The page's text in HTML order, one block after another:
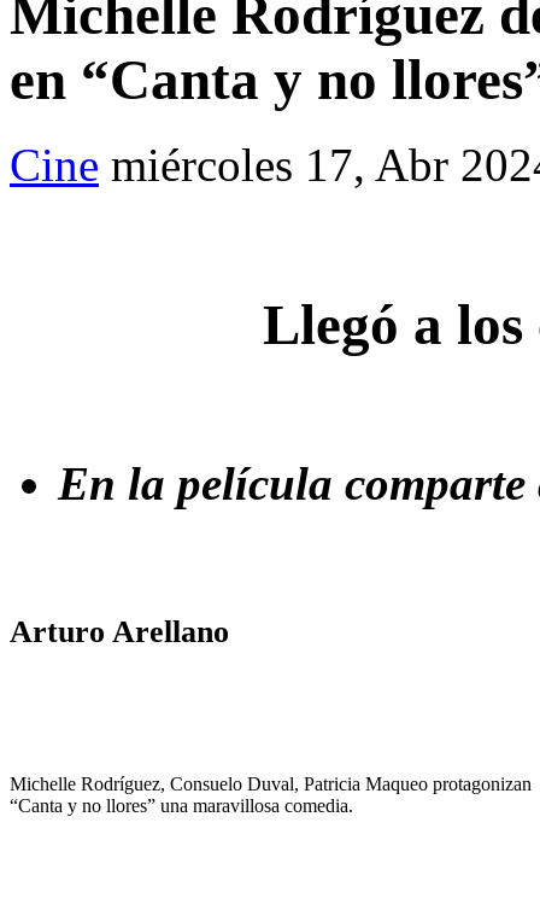
Michelle Rodríguez
en “Canta y no
Cine miércoles 17, Abr
Llegó a los
En la película
Arturo Arellano
Michelle Rodríguez, Consuelo Duval, Patricia Maqueo protagonizan
“Canta y no llores” una maravillosa comedia.